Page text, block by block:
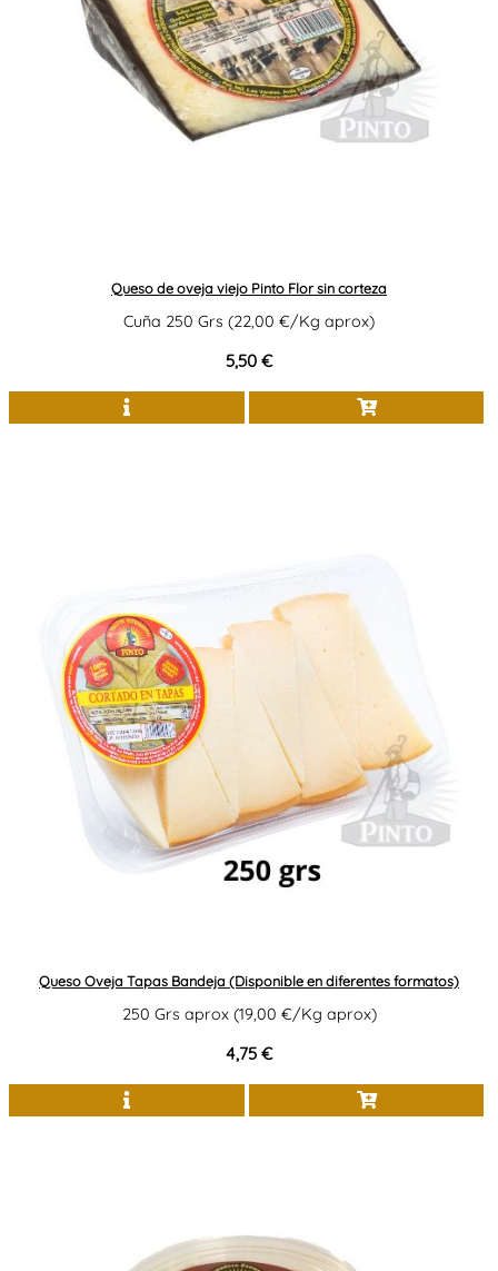
Queso de oveja viejo Pinto Flor sin corteza
Cuña 250 Grs (22,00 €/Kg aprox)
5,50 €
Queso Oveja Tapas Bandeja (Disponible en diferentes formatos)
250 Grs aprox (19,00 €/Kg aprox)
4,75 €